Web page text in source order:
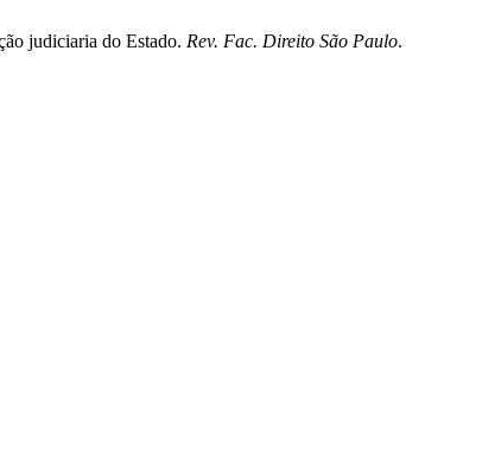
judiciaria do Estado. Rev. Fac. Direito São Paulo.